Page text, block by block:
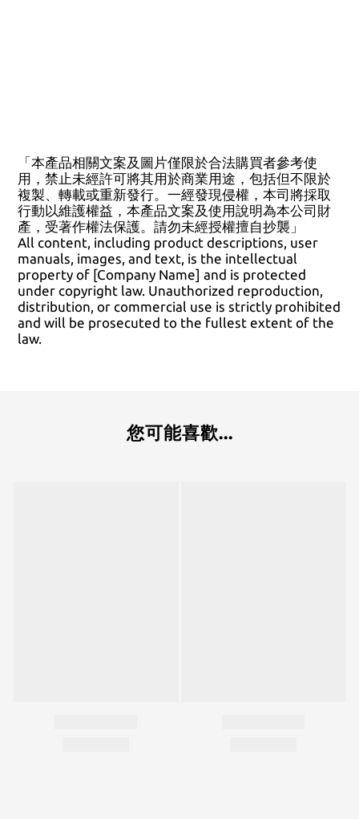
「本產品相關文案及圖片僅限於合法購買者參考使
用，禁止未經許可將其用於商業用途，包括但不限於
複製、轉載或重新發行。一經發現侵權，本司將採取
行動以維護權益，本產品文案及使用說明為本公司財
產，受著作權法保護。請勿未經授權擅自抄襲」
All content, including product descriptions, user
manuals, images, and text, is the intellectual
property of [Company Name] and is protected
under copyright law. Unauthorized reproduction,
distribution, or commercial use is strictly prohibited
and will be prosecuted to the fullest extent of the
law.
您可能喜歡...